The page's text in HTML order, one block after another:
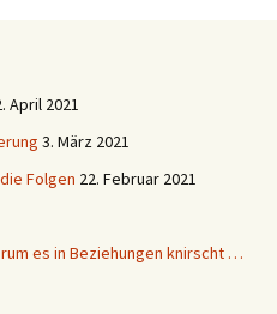
April 2021
3. März 2021
Folgen 22. Februar 2021
es in Beziehungen knirscht …